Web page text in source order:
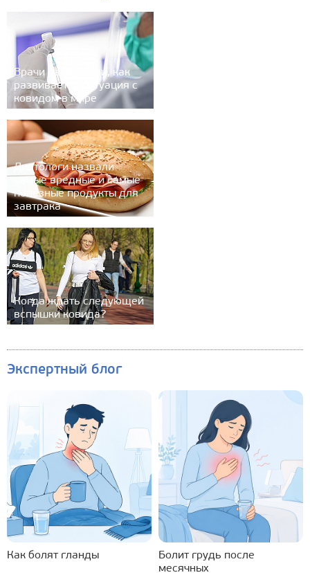
Врачи рассказали, как
развивается ситуация с
ковидом в мире
Диетологи назвали
самые вредные и самые
полезные продукты для
завтрака
Когда ждать следующей
вспышки ковида?
Экспертный блог
Как болят гланды
Болит грудь после
месячных